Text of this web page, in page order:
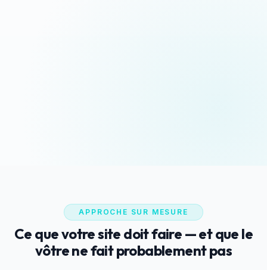
APPROCHE SUR MESURE
Ce que votre site doit faire — et que le
vôtre ne fait probablement pas